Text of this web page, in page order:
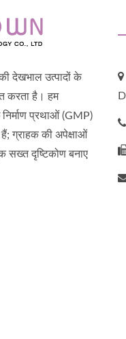
देखभाल उत्पादों के
करता है। हम
प्रथाओं (GMP)
ग्राहक की अपेक्षाओं
सख्त दृष्टिकोण बनाए